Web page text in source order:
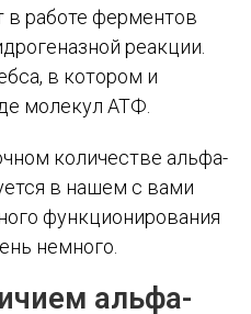
в работе ферментов
реакции.
в котором и
молекул АТФ.
количестве альфа-
в нашем с вами
функционирования
немного.
альфа-